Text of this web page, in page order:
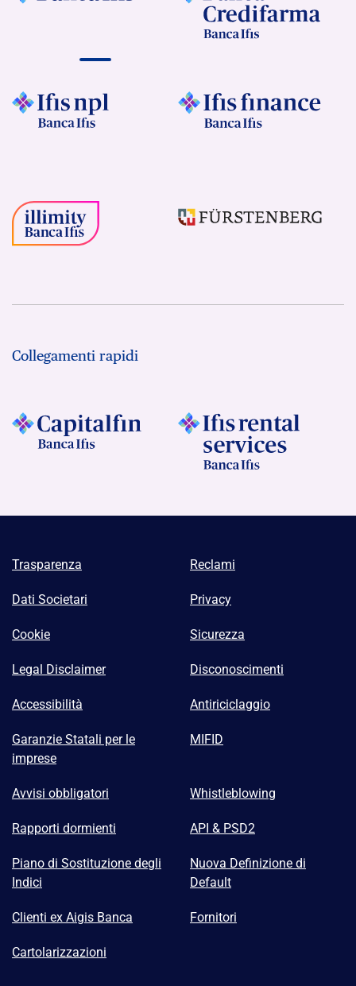
Collegamenti rapidi
Trasparenza Reclami
Dati Societari Privacy
Cookie Sicurezza
Legal Disclaimer Disconoscimenti
Accessibilità Antiriciclaggio
Garanzie Statali per le
imprese
MIFID
Avvisi obbligatori Whistleblowing
Rapporti dormienti API & PSD2
Piano di Sostituzione degli
Indici
Nuova Definizione di
Default
Clienti ex Aigis Banca Fornitori
Cartolarizzazioni